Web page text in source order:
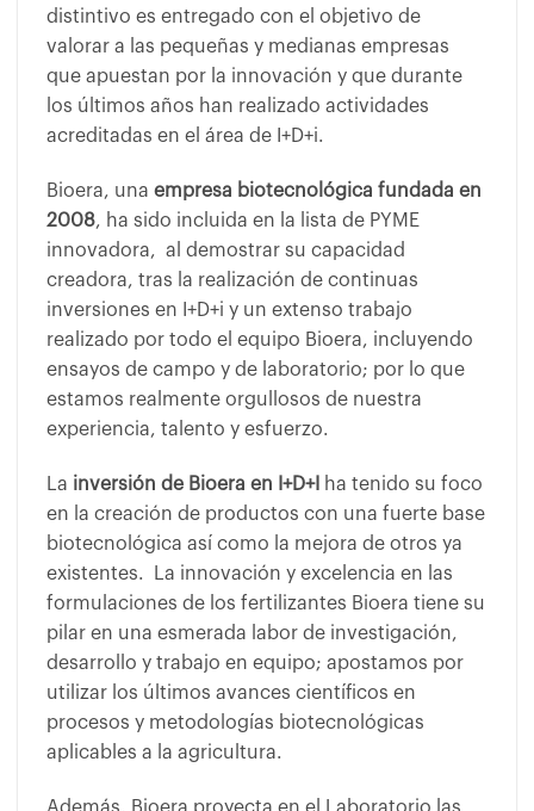
distintivo es entregado con el objetivo de
valorar a las pequeñas y medianas empresas
que apuestan por la innovación y que durante
los últimos años han realizado actividades
acreditadas en el área de I+D+i.
Bioera, una empresa biotecnológica fundada en
2008, ha sido incluida en la lista de PYME
innovadora, al demostrar su capacidad
creadora, tras la realización de continuas
inversiones en I+D+i y un extenso trabajo
realizado por todo el equipo Bioera, incluyendo
ensayos de campo y de laboratorio; por lo que
estamos realmente orgullosos de nuestra
experiencia, talento y esfuerzo.
La inversión de Bioera en I+D+I ha tenido su foco
en la creación de productos con una fuerte base
biotecnológica así como la mejora de otros ya
existentes. La innovación y excelencia en las
formulaciones de los fertilizantes Bioera tiene su
pilar en una esmerada labor de investigación,
desarrollo y trabajo en equipo; apostamos por
utilizar los últimos avances científicos en
procesos y metodologías biotecnológicas
aplicables a la agricultura.
Además, Bioera proyecta en el Laboratorio las